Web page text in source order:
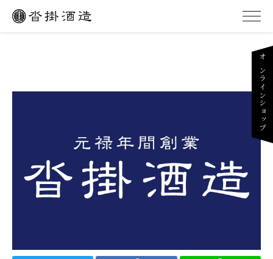
オンラインショップ